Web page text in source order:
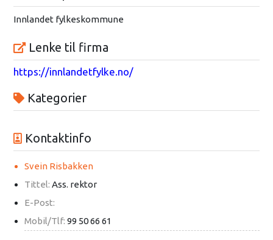
Innlandet fylkeskommune
Lenke til firma
https://innlandetfylke.no/
Kategorier
Kontaktinfo
Svein Risbakken
Tittel: Ass. rektor
E-Post:
Mobil/Tlf: 99 50 66 61